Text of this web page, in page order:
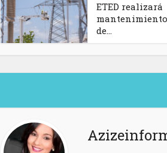
ETED realizará
de...